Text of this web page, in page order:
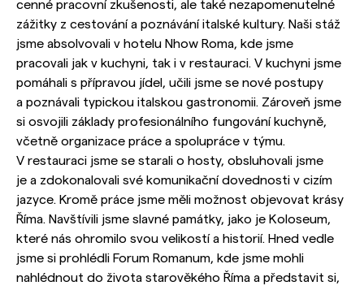
cenné pracovní zkušenosti, ale také nezapomenutelné
zážitky z cestování a poznávání italské kultury. Naši stáž
jsme absolvovali v hotelu Nhow Roma, kde jsme
pracovali jak v kuchyni, tak i v restauraci. V kuchyni jsme
pomáhali s přípravou jídel, učili jsme se nové postupy
a poznávali typickou italskou gastronomii. Zároveň jsme
si osvojili základy profesionálního fungování kuchyně,
včetně organizace práce a spolupráce v týmu.
V restauraci jsme se starali o hosty, obsluhovali jsme
je a zdokonalovali své komunikační dovednosti v cizím
jazyce. Kromě práce jsme měli možnost objevovat krásy
Říma. Navštívili jsme slavné památky, jako je Koloseum,
které nás ohromilo svou velikostí a historií. Hned vedle
jsme si prohlédli Forum Romanum, kde jsme mohli
nahlédnout do života starověkého Říma a představit si,